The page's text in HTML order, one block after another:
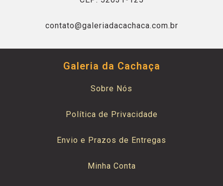
contato@galeriadacachaca.com.br
Galeria da Cachaça
Sobre Nós
Política de Privacidade
Envio e Prazos de Entregas
Minha Conta